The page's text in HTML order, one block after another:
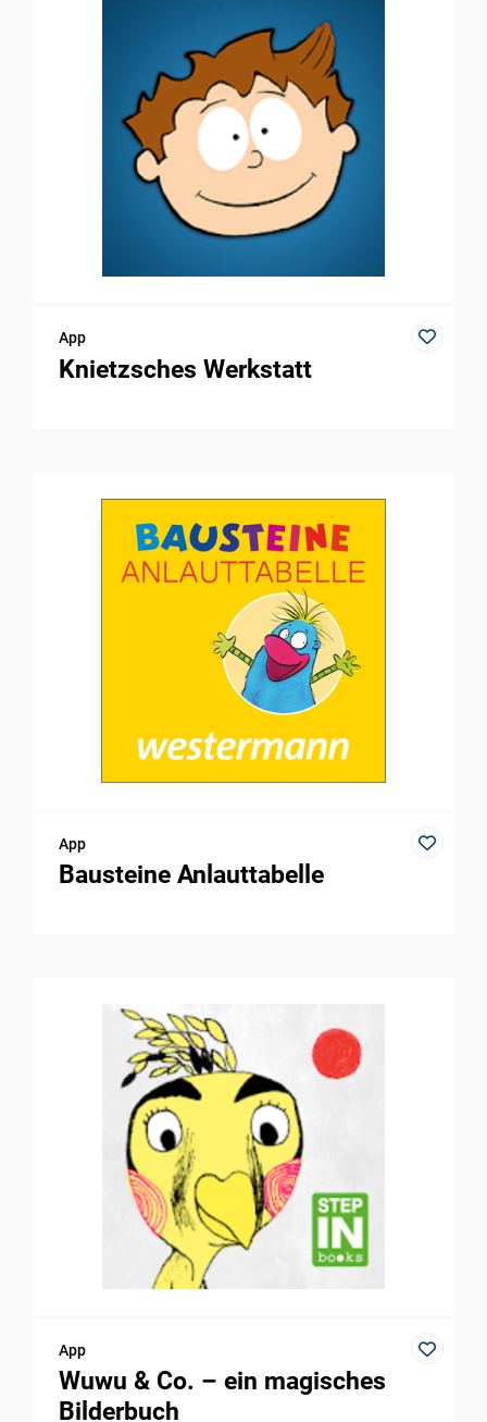
App
Knietzsches Werkstatt
App
Bausteine Anlauttabelle
App
Wuwu & Co. – ein magisches
Bilderbuch